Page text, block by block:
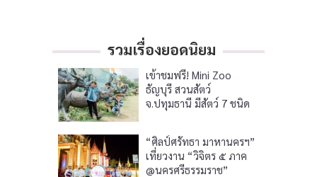
รวมเรื่องยอดนิยม
เข้าชมฟรี! Mini Zoo
ธัญบุรี สวนสัตว์
จ.ปทุมธานี มีสัตว์ 7 ชนิด
“ศิลป์ศรัทธา มาหานครฯ”
เที่ยวงาน “วิจิตร ๕ ภาค
@นครศรีธรรมราช”